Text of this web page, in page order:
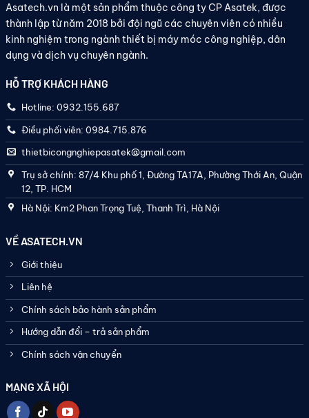
Asatech.vn là một sản phẩm thuộc công ty CP Asatek, được
thành lập từ năm 2018 bởi đội ngũ các chuyên viên có nhiều
kinh nghiệm trong ngành thiết bị máy móc công nghiệp, dân
dụng và dịch vụ chuyên ngành.
HỖ TRỢ KHÁCH HÀNG
Hotline: 0932.155.687
Điều phối viên: 0984.715.876
thietbicongnghiepasatek@gmail.com
Trụ sở chính: 87/4 Khu phố 1, Đường TA17A, Phường Thới An, Quận
12, TP. HCM
Hà Nội: Km2 Phan Trọng Tuệ, Thanh Trì, Hà Nội
VỀ ASATECH.VN
Giới thiệu
Liên hệ
Chính sách bảo hành sản phẩm
Hướng dẫn đổi – trả sản phẩm
Chính sách vận chuyển
MẠNG XÃ HỘI